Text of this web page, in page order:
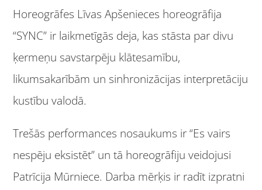
Horeogrāfes Līvas Apšenieces horeogrāfija
“SYNC” ir laikmetīgās deja, kas stāsta par divu
ķermeņu savstarpēju klātesamību,
likumsakarībām un sinhronizācijas interpretāciju
kustību valodā.
Trešās performances nosaukums ir “Es vairs
nespēju eksistēt” un tā horeogrāfiju veidojusi
Patrīcija Mūrniece. Darba mērķis ir radīt izpratni